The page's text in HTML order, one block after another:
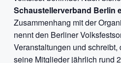
Schaustellerverband Berlin
Zusammenhang mit der
nennt den Berliner
Veranstaltungen und schreibt,
seine Mitglieder jährlich rund